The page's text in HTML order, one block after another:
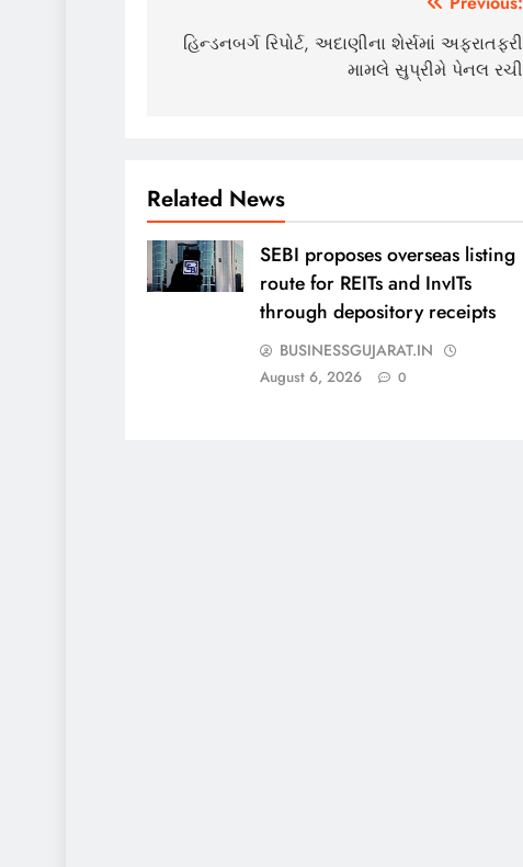
navigation
હિન્ડનબર્ગ રિપોર્ટ, અદાણીના શેર્સમાં અફરાતફરી
મામલે સુપ્રીમે પેનલ રચી
Related News
SEBI proposes overseas listing
route for REITs and InvITs
through depository receipts
BUSINESSGUJARAT.IN
August 6, 2026 0